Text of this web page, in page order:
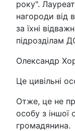
року".
нагороди від
за їхні
підрозділам
Олександр
Це цивільні
Отже, це не
особу з іншої
громадянина.